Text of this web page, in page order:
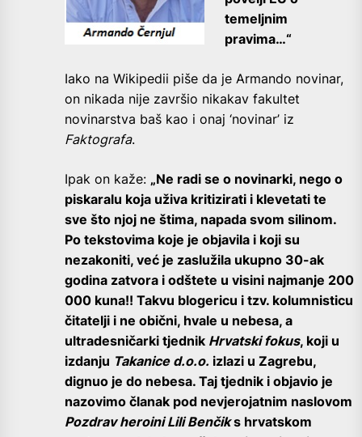
temeljnim
pravima…“
Iako na Wikipedii piše da je Armando novinar,
on nikada nije završio nikakav fakultet
novinarstva baš kao i onaj ‘novinar’ iz
Faktografa.
Ipak on kaže: „Ne radi se o novinarki, nego o
piskaralu koja uživa kritizirati i klevetati te
sve što njoj ne štima, napada svom silinom.
Po tekstovima koje je objavila i koji su
nezakoniti, već je zaslužila ukupno 30-ak
godina zatvora i odštete u visini najmanje 200
000 kuna!! Takvu blogericu i tzv. kolumnisticu
čitatelji i ne obični, hvale u nebesa, a
ultradesničarki tjednik Hrvatski fokus, koji u
izdanju Takanice d.o.o. izlazi u Zagrebu,
dignuo je do nebesa. Taj tjednik i objavio je
nazovimo članak pod nevjerojatnim naslovom
Pozdrav heroini Lili Benčiks hrvatskom